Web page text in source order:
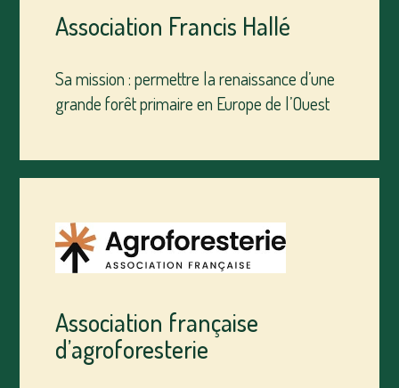
Association Francis Hallé
Sa mission : permettre la renaissance d’une
grande forêt primaire en Europe de l’Ouest
Association française
d’agroforesterie